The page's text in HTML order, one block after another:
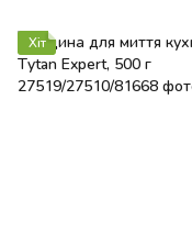
Хіт